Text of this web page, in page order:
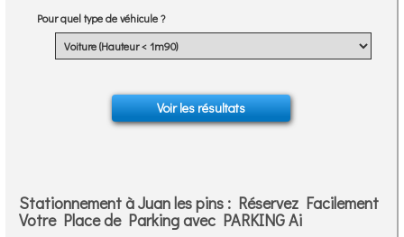
Pour quel type de véhicule ?
Stationnement à Juan les pins : Réservez Facilement
Votre Place de Parking avec PARKING Ai